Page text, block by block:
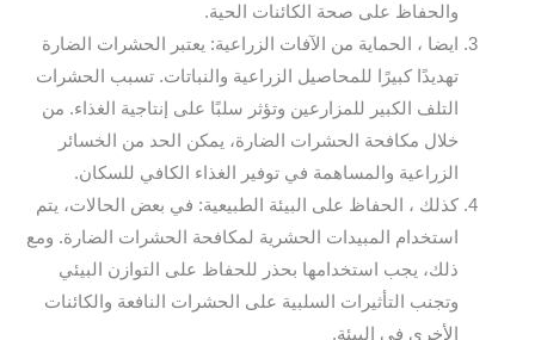
والحفاظ على صحة الكائنات الحية.
ايضا ، الحماية من الآفات الزراعية: يعتبر الحشرات الضارة
تهديدًا كبيرًا للمحاصيل الزراعية والنباتات. تسبب الحشرات
التلف الكبير للمزارعين وتؤثر سلبًا على إنتاجية الغذاء. من
خلال مكافحة الحشرات الضارة، يمكن الحد من الخسائر
الزراعية والمساهمة في توفير الغذاء الكافي للسكان.
كذلك ، الحفاظ على البيئة الطبيعية: في بعض الحالات، يتم
استخدام المبيدات الحشرية لمكافحة الحشرات الضارة. ومع
ذلك، يجب استخدامها بحذر للحفاظ على التوازن البيئي
وتجنب التأثيرات السلبية على الحشرات النافعة والكائنات
الأخرى في البيئة.